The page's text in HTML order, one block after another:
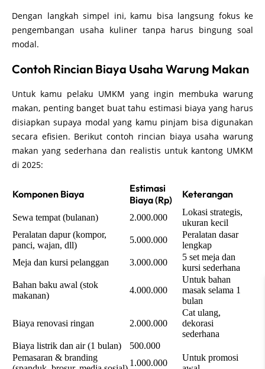
Dengan langkah simpel ini, kamu bisa langsung fokus ke
pengembangan usaha kuliner tanpa harus bingung soal
modal.
Contoh Rincian Biaya Usaha Warung Makan
Untuk kamu pelaku UMKM yang ingin membuka warung
makan, penting banget buat tahu estimasi biaya yang harus
disiapkan supaya modal yang kamu pinjam bisa digunakan
secara efisien. Berikut contoh rincian biaya usaha warung
makan yang sederhana dan realistis untuk kantong UMKM
di 2025:
Komponen Biaya
Estimasi
Biaya (Rp)
Keterangan
Sewa tempat (bulanan) 2.000.000
Lokasi strategis,
ukuran kecil
Peralatan dapur (kompor,
panci, wajan, dll)
5.000.000
Peralatan dasar
lengkap
Meja dan kursi pelanggan
3.000.000
5 set meja dan
kursi sederhana
Bahan baku awal (stok
makanan)
4.000.000
Untuk bahan
masak selama 1
bulan
Biaya renovasi ringan 2.000.000
Cat ulang,
dekorasi
sederhana
Biaya listrik dan air (1 bulan)
500.000
Pemasaran & branding
1.000.000
Untuk promosi